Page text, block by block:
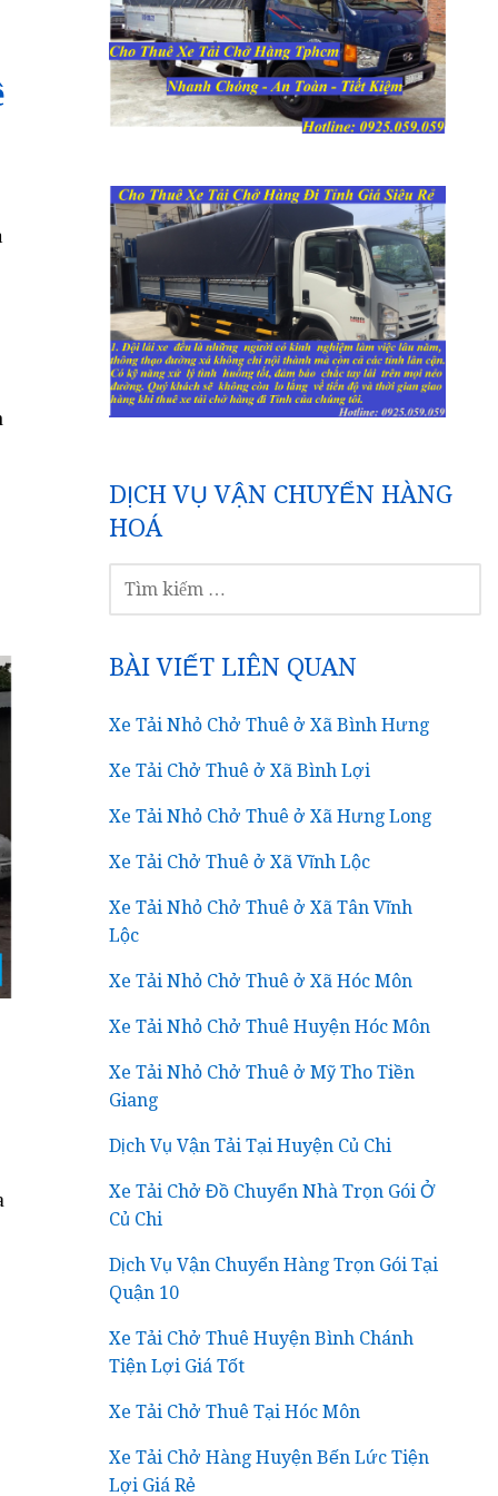
DỊCH VỤ VẬN CHUYỂN HÀNG
HOÁ
KIẾM
BÀI VIẾT LIÊN QUAN
Xe Tải Nhỏ Chở Thuê ở Xã Bình Hưng
Xe Tải Chở Thuê ở Xã Bình Lợi
Xe Tải Nhỏ Chở Thuê ở Xã Hưng Long
Xe Tải Chở Thuê ở Xã Vĩnh Lộc
Xe Tải Nhỏ Chở Thuê ở Xã Tân Vĩnh
Lộc
Xe Tải Nhỏ Chở Thuê ở Xã Hóc Môn
Xe Tải Nhỏ Chở Thuê Huyện Hóc Môn
Xe Tải Nhỏ Chở Thuê ở Mỹ Tho Tiền
Giang
Dịch Vụ Vận Tải Tại Huyện Củ Chi
Xe Tải Chở Đồ Chuyển Nhà Trọn Gói Ở
Củ Chi
Dịch Vụ Vận Chuyển Hàng Trọn Gói Tại
Quận 10
Xe Tải Chở Thuê Huyện Bình Chánh
Tiện Lợi Giá Tốt
Xe Tải Chở Thuê Tại Hóc Môn
Xe Tải Chở Hàng Huyện Bến Lức Tiện
Lợi Giá Rẻ